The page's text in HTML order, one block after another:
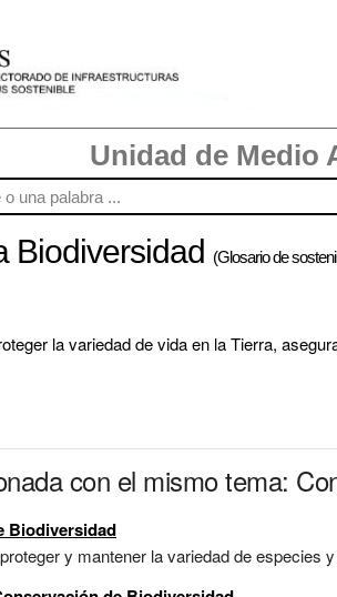
Unidad de Medio
Biodiversidad (Glosario de
la variedad de vida en la Tierra,
con el mismo tema:
Biodiversidad
y mantener la variedad de